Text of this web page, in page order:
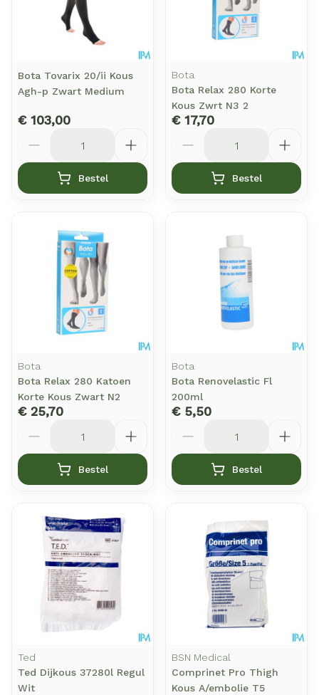
Bota Tovarix 20/ii Kous
Agh-p Zwart Medium
€ 103,00
Bestel
Bota
Bota Relax 280 Korte
Kous Zwrt N3 2
€ 17,70
Bestel
Bota
Bota Relax 280 Katoen
Korte Kous Zwart N2
€ 25,70
Bestel
Bota
Bota Renovelastic Fl
200ml
€ 5,50
Bestel
Ted
Ted Dijkous 37280l Regul
Wit
BSN Medical
Comprinet Pro Thigh
Kous A/embolie T5